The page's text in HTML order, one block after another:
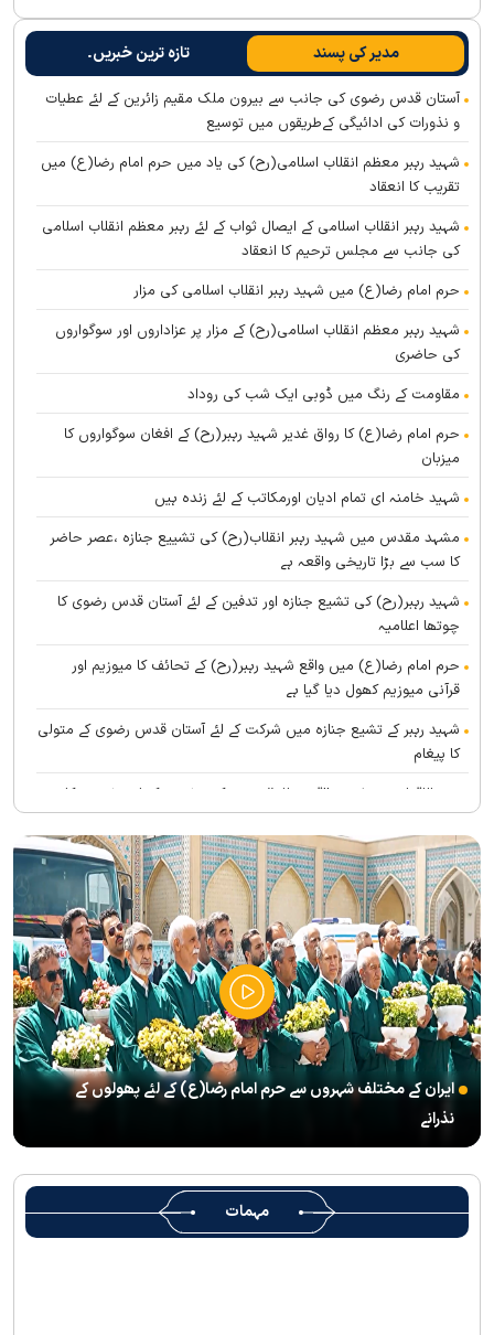
مدیر کی پسند تازہ ترین خبریں۔
آستان قدس رضوی کی جانب سے بیرون ملک مقیم زائرین کے لئے عطیات
و نذورات کی ادائیگی کےطریقوں میں توسیع
شہید رہبر معظم انقلاب اسلامی(رح) کی یاد میں حرم امام رضا(ع) میں
تقریب کا انعقاد
شہید رہبر انقلاب اسلامی کے ایصال ثواب کے لئے رہبر معظم انقلاب اسلامی
کی جانب سے مجلس ترحیم کا انعقاد
حرم امام رضا(ع) میں شہید رہبر انقلاب اسلامی کی مزار
شہید رہبر معظم انقلاب اسلامی(رح) کے مزار پر عزاداروں اور سوگواروں
کی حاضری
مقاومت کے رنگ میں ڈوبی ایک شب کی روداد
حرم امام رضا(ع) کا رواق غدیر شہید رہبر(رح) کے افغان سوگواروں کا
میزبان
شہید خامنہ ای تمام ادیان اورمکاتب کے لئے زندہ ہيں
مشہد مقدس میں شہید رہبر انقلاب(رح) کی تشییع جنازہ ،عصر حاضر
کا سب سے بڑا تاریخی واقعہ ہے
شہید رہبر(رح) کی تشیع جنازہ اور تدفین کے لئے آستان قدس رضوی کا
چوتھا اعلامیہ
حرم امام رضا(ع) میں واقع شہید رہبر(رح) کے تحائف کا میوزیم اور
قرآنی میوزیم کھول دیا گیا ہے
شہید رہبر کے تشیع جنازہ میں شرکت کے لئے آستان قدس رضوی کے متولی
کا پیغام
بین الاقوامی سطح پر ’’قومو للہ‘‘ نعرے کی تشریح کے لئے نشست کا
انعقاد
’’قائد الامۃ‘‘ کے عنوان سے لائیو ٹی وی پروگرام
رہبرشہید کے سوگواروں کے لئے کرامت رضوی فاؤنڈیشن کی جانب سے
پذیرائي کا وسیع انتظام
(( آقای شہید ایران )) نامی چار جلدوں پر مشتمل کتاب منظرعام پر
آگئی
شہید رہبر(رح) ایک قرآنی نابغہ اور قرآنی احکامات پرعمل کرنے والی
شخصیت تھے؛ استاد پناہی
رہبرشہید کے وداع کے ا یام میں حرم مطہر رضوی بند نہيں ہوگا
رہبرشہید ( رحمت اللہ علیہ ) کی یاد میں رضوی کتابخانہ اور میوزیمز
میں تعزیتی جلسوں اور خصوصی پروگراموں کا انعقاد
روضہ منورہ امام رضا(ع) کے خدام ، سوگوار زائرین کو کھانے اور رہائش
کی خدمات فراہم کرنے کے لئے تیار ہیں
ایران کے مختلف شہروں سے حرم امام رضا(ع) کے لئے پھولوں کے
نذرانے
مہمات